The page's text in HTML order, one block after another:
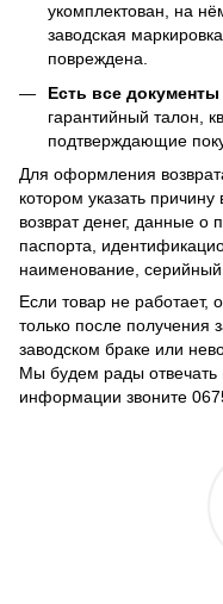
укомплектован, на
заводская
повреждена.
Есть все документы
гарантийный талон,
подтверждающие
Для оформления
котором указать
возврат денег, данные о
паспорта,
наименование,
Если товар не работает,
только после получения
заводском браке или
Мы будем рады
информации звоните